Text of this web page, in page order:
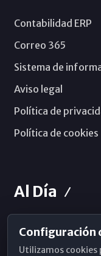
Contabilidad ERP
Correo 365
Sistema de
Aviso legal
Política de
Política de cookies
Al Día
Horarios de Misa
Configuración
Utilizamos cookies